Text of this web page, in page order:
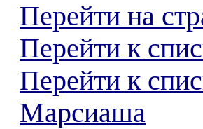
Перейти на
Перейти к
Перейти к
Марсиаша